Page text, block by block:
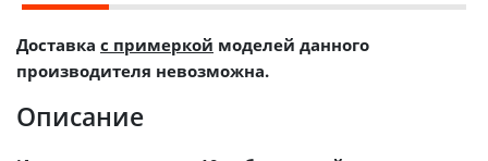
Доставка с примеркой моделей данного
производителя невозможна.
Описание